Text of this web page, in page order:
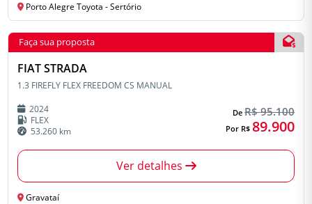
Porto Alegre Toyota - Sertório
Faça sua proposta
FIAT STRADA
1.3 FIREFLY FLEX FREEDOM CS MANUAL
2024
FLEX
53.260 km
De R$ 95.100
Por R$ 89.900
Ver detalhes
Gravataí